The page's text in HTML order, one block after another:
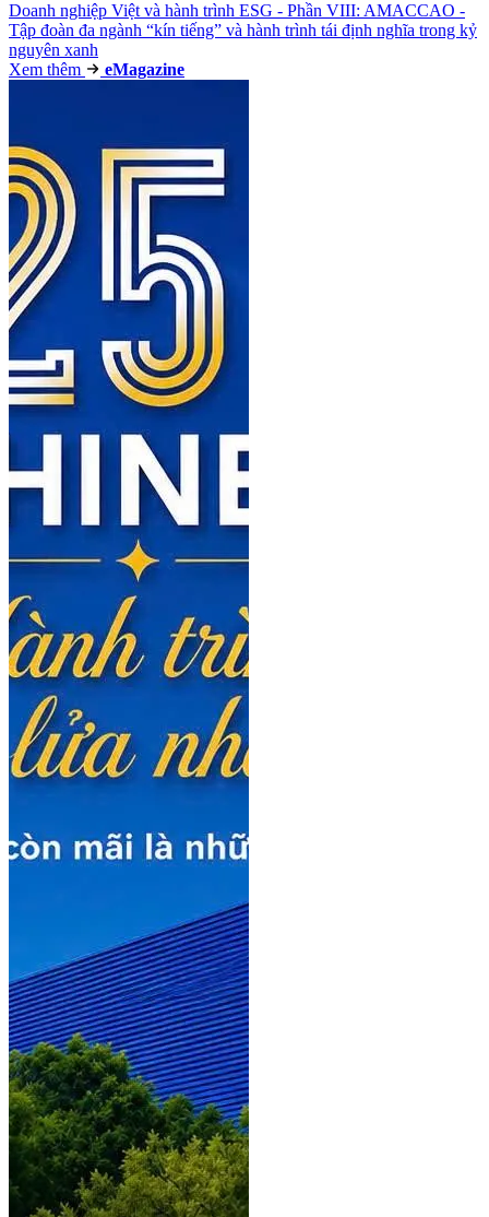
Doanh nghiệp Việt và hành trình ESG - Phần VIII: AMACCAO -
Tập đoàn đa ngành “kín tiếng” và hành trình tái định nghĩa trong kỷ
nguyên xanh
Xem thêm
eMagazine